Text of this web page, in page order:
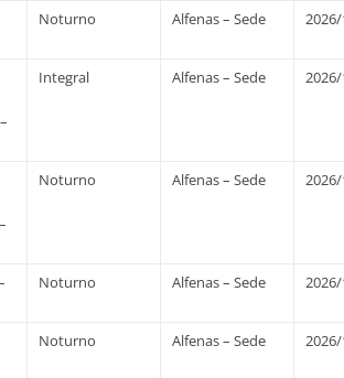
Noturno Alfenas – Sede 2026/
Integral Alfenas – Sede 2026/
Noturno Alfenas – Sede 2026/
Noturno Alfenas – Sede 2026/
Noturno Alfenas – Sede 2026/